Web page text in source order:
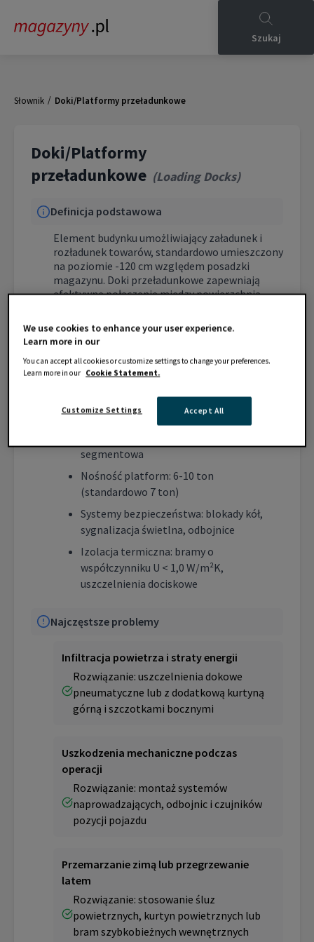
Szukaj
Słownik / Doki/Platformy przeładunkowe
Doki/Platformy
przeładunkowe (Loading Docks)
Definicja podstawowa
Element budynku umożliwiający załadunek i
rozładunek towarów, standardowo umieszczony
na poziomie -120 cm względem posadzki
magazynu. Doki przeładunkowe zapewniają
efektywne połączenie między powierzchnią
minimalizując ryzyko uszkodzeń towaru.
Standardowe wymiary: szerokość 2,5-3,5
m, głębokość 2,0-2,5 m
Wyposażenie: rampa przeładunkowa,
segmentowa
Nośność platform: 6-10 ton
(standardowo 7 ton)
Systemy bezpieczeństwa: blokady kół,
sygnalizacja świetlna, odbojnice
Izolacja termiczna: bramy o
współczynniku U < 1,0 W/m²K,
uszczelnienia dociskowe
Najczęstsze problemy
Infiltracja powietrza i straty energii
Rozwiązanie: uszczelnienia dokowe
pneumatyczne lub z dodatkową kurtyną
górną i szczotkami bocznymi
Uszkodzenia mechaniczne podczas
operacji
Rozwiązanie: montaż systemów
naprowadzających, odbojnic i czujników
pozycji pojazdu
Przemarzanie zimą lub przegrzewanie
latem
Rozwiązanie: stosowanie śluz
powietrznych, kurtyn powietrznych lub
bram szybkobieżnych wewnętrznych
We use cookies to enhance your user experience.
Learn more in our
You can accept all cookies or customize settings to change your preferences.
Learn more in our Cookie Statement.
Accept All
Customize Settings